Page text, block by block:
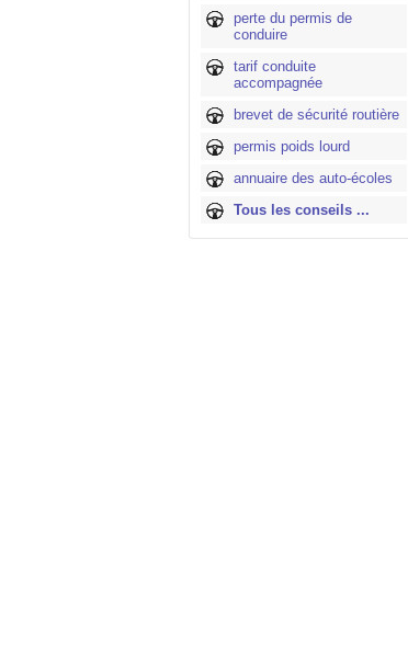
perte du permis de
conduire
tarif conduite
accompagnée
brevet de sécurité routière
permis poids lourd
annuaire des auto-écoles
Tous les conseils ...